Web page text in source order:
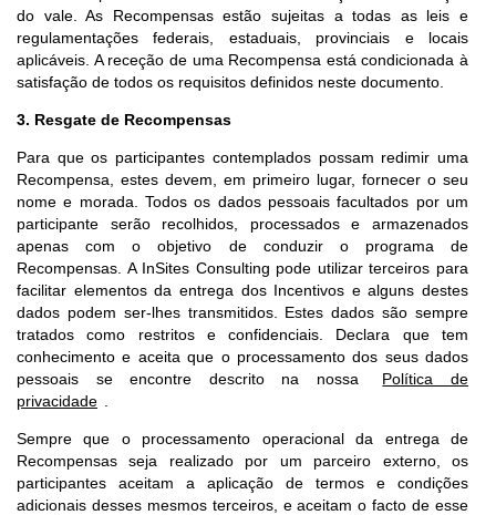
do vale. As Recompensas estão sujeitas a todas as leis e
regulamentações federais, estaduais, provinciais e locais
aplicáveis. A receção de uma Recompensa está condicionada à
satisfação de todos os requisitos definidos neste documento.
3. Resgate de Recompensas
Para que os participantes contemplados possam redimir uma
Recompensa, estes devem, em primeiro lugar, fornecer o seu
nome e morada. Todos os dados pessoais facultados por um
participante serão recolhidos, processados e armazenados
apenas com o objetivo de conduzir o programa de
Recompensas. A InSites Consulting pode utilizar terceiros para
facilitar elementos da entrega dos Incentivos e alguns destes
dados podem ser-lhes transmitidos. Estes dados são sempre
tratados como restritos e confidenciais. Declara que tem
conhecimento e aceita que o processamento dos seus dados
pessoais se encontre descrito na nossa
Política de
privacidade
Sempre que o processamento operacional da entrega de
Recompensas seja realizado por um parceiro externo, os
participantes aceitam a aplicação de termos e condições
adicionais desses mesmos terceiros, e aceitam o facto de esse